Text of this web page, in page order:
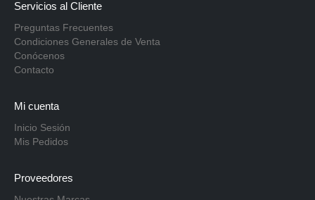
Servicios al Cliente
Preguntas Frecuentes
Condiciones Generales de Venta
Conócenos
Contacto
Mi cuenta
Inicio Sesión
Mis Pedidos
Proveedores